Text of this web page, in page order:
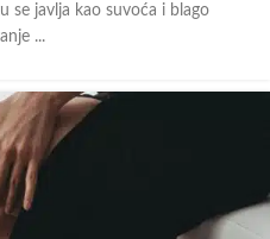
se javlja kao suvoća i blago
...